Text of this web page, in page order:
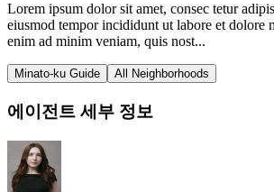
Lorem ipsum dolor sit amet, consec tetur
eiusmod tempor incididunt ut labore et dolore
enim ad minim veniam, quis nost...
Minato-ku Guide All Neighborhoods
에이전트 세부 정보